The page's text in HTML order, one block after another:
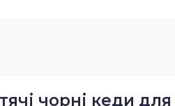
чорні кеди